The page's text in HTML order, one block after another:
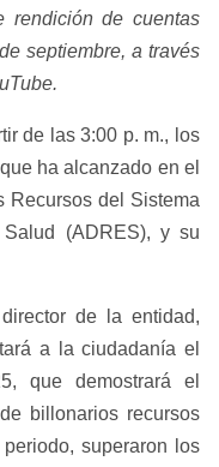
rendición de cuentas
septiembre, a través
de las 3:00 p. m., los
ha alcanzado en el
Recursos del Sistema
(ADRES), y su
de la entidad,
a la ciudadanía el
que demostrará el
billonarios recursos
superaron los